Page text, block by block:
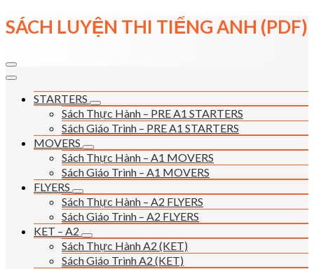
Skip
to
SÁCH LUYỆN THI TIẾNG ANH (PDF)
STARTERS
Sách Thực Hành – PRE A1 STARTERS
Sách Giáo Trình – PRE A1 STARTERS
MOVERS
Sách Thực Hành – A1 MOVERS
Sách Giáo Trình – A1 MOVERS
FLYERS
Sách Thực Hành – A2 FLYERS
Sách Giáo Trình – A2 FLYERS
KET – A2
Sách Thực Hành A2 (KET)
Sách Giáo Trình A2 (KET)